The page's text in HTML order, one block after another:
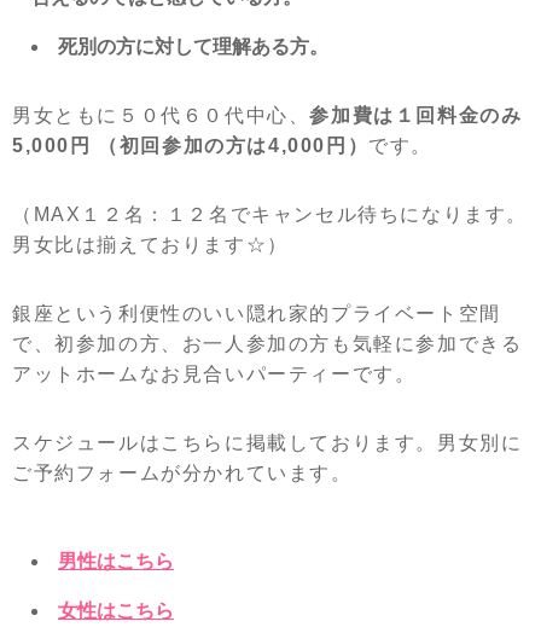
死別の方に対して理解ある方。
男女ともに５０代６０代中心、参加費は１回料金のみ
5,000円 （初回参加の方は4,000円） です。
（MAX１２名：１２名でキャンセル待ちになります。
男女比は揃えております☆）
銀座という利便性のいい隠れ家的プライベート空間
で、初参加の方、お一人参加の方も気軽に参加できる
アットホームなお見合いパーティーです。
スケジュールはこちらに掲載しております。男女別に
ご予約フォームが分かれています。
男性はこちら
女性はこちら